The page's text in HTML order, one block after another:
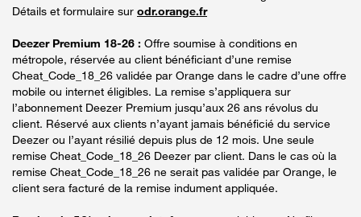
Détails et formulaire sur odr.orange.fr
Deezer Premium 18-26 : Offre soumise à conditions en
métropole, réservée au client bénéficiant d’une remise
Cheat_Code_18_26 validée par Orange dans le cadre d’une offre
mobile ou internet éligibles. La remise s’appliquera sur
l’abonnement Deezer Premium jusqu’aux 26 ans révolus du
client. Réservé aux clients n’ayant jamais bénéficié du service
Deezer ou l’ayant résilié depuis plus de 12 mois. Une seule
remise Cheat_Code_18_26 Deezer par client. Dans le cas où la
remise Cheat_Code_18_26 ne serait pas validée par Orange, le
client sera facturé de la remise indument appliquée.